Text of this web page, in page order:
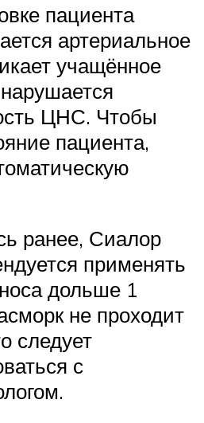
пациента
артериальное
учащённое
ЦНС. Чтобы
пациента,
ранее, Сиалор
применять
дольше 1
не проходит
следует
с